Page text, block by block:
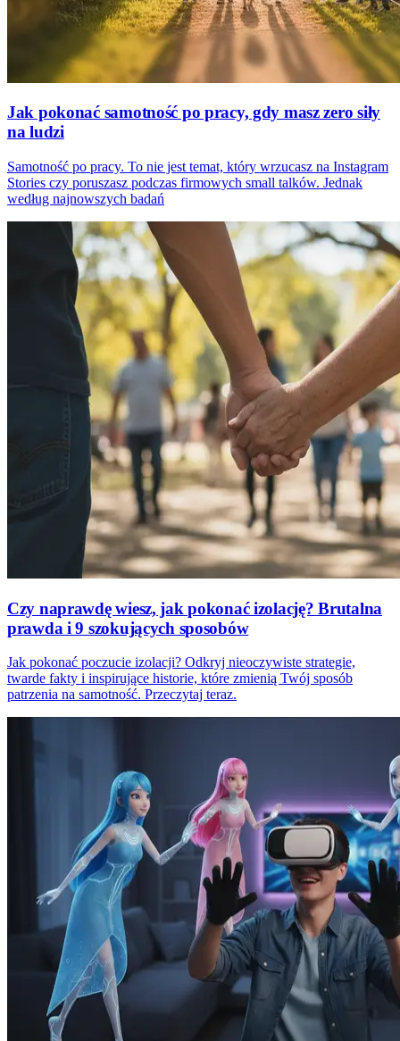
Jak pokonać samotność po pracy, gdy masz zero siły
na ludzi
Samotność po pracy. To nie jest temat, który wrzucasz na Instagram
Stories czy poruszasz podczas firmowych small talków. Jednak
według najnowszych badań
Czy naprawdę wiesz, jak pokonać izolację? Brutalna
prawda i 9 szokujących sposobów
Jak pokonać poczucie izolacji? Odkryj nieoczywiste strategie,
twarde fakty i inspirujące historie, które zmienią Twój sposób
patrzenia na samotność. Przeczytaj teraz.